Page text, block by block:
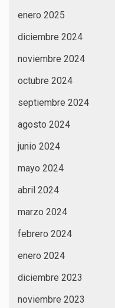
enero 2025
diciembre 2024
noviembre 2024
octubre 2024
septiembre 2024
agosto 2024
junio 2024
mayo 2024
abril 2024
marzo 2024
febrero 2024
enero 2024
diciembre 2023
noviembre 2023